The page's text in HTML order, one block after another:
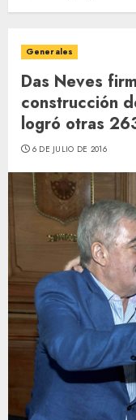
Generales
Das Neves
construcción
logró otras
6 DE JULIO DE 2016